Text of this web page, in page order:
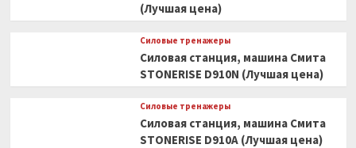
(Лучшая цена)
Силовые тренажеры
Силовая станция, машина Смита
STONERISE D910N (Лучшая цена)
Силовые тренажеры
Силовая станция, машина Смита
STONERISE D910A (Лучшая цена)